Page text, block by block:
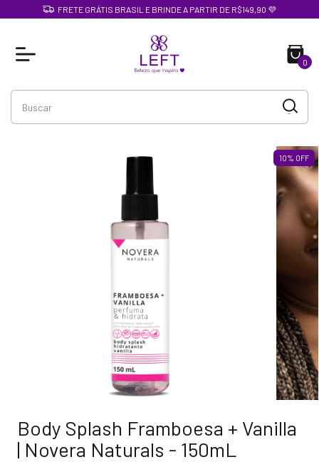
FRETE GRÁTIS BRASIL E BRINDE A PARTIR DE R$149,90 💜
0
10% OFF
Body Splash Framboesa + Vanilla
| Novera Naturals - 150mL